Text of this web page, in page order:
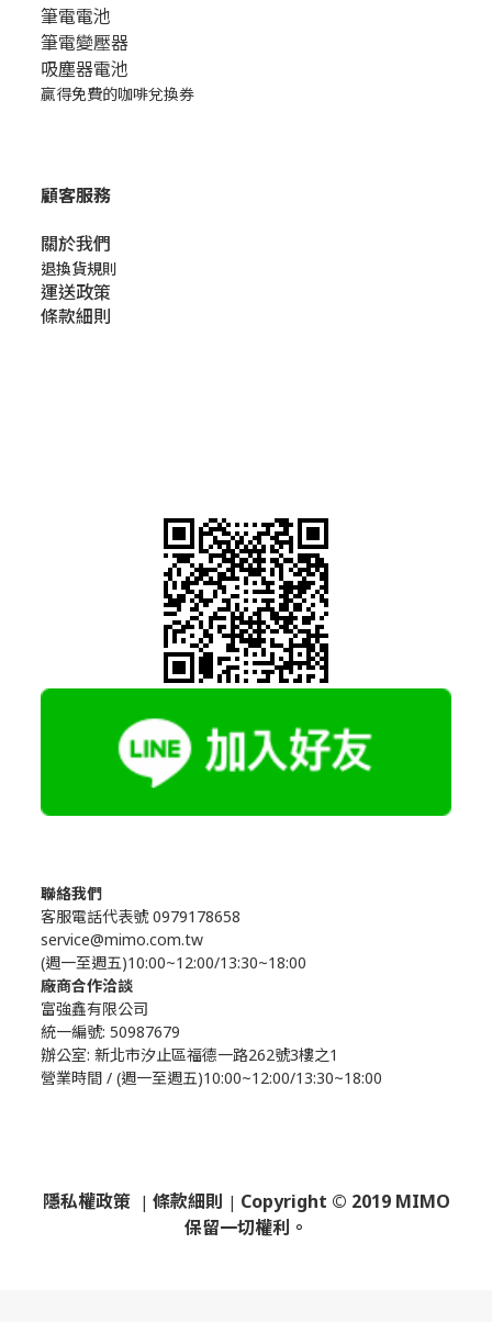
筆電電池
筆電變壓器
吸塵器電池
贏得免費的咖啡兌換券
顧客服務
關於我們​
退換貨規則
運送政策
條款細則
聯絡我們
客服電話代表號 0979178658
service@mimo.com.tw
(週一至週五)10:00~12:00/13:30~18:00
廠商合作洽談
富強鑫有限公司
統一編號: 50987679
辦公室: 新北市汐止區福德一路262號3樓之1
營業時間 / (週一至週五)10:00~12:00/13:30~18:00
隱私權政策 | 條款細則 | Copyright © 2019 MIMO
保留一切權利。